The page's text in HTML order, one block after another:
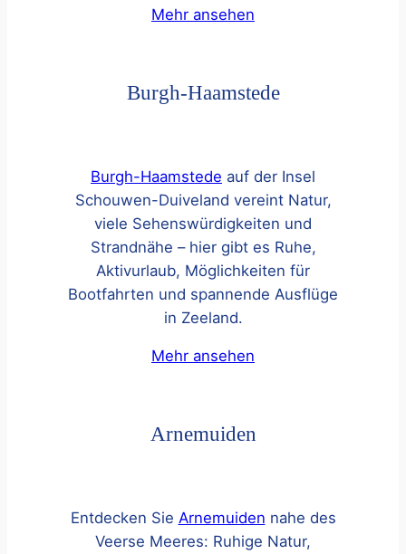
Mehr ansehen
Burgh-Haamstede
Burgh-Haamstede auf der Insel
Schouwen-Duiveland vereint Natur,
viele Sehenswürdigkeiten und
Strandnähe – hier gibt es Ruhe,
Aktivurlaub, Möglichkeiten für
Bootfahrten und spannende Ausflüge
in Zeeland.
Mehr ansehen
Arnemuiden
Entdecken Sie Arnemuiden nahe des
Veerse Meeres: Ruhige Natur,